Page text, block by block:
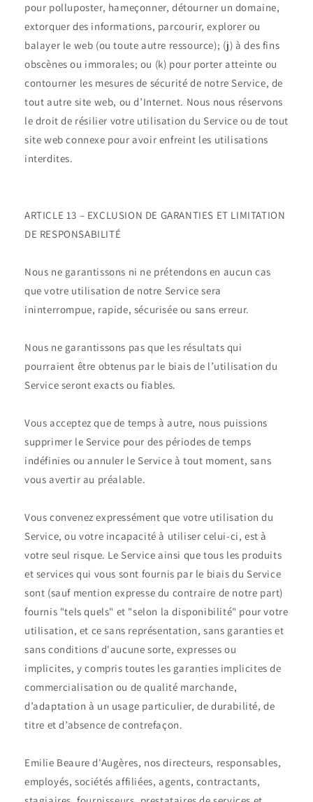
pour polluposter, hameçonner, détourner un domaine,
extorquer des informations, parcourir, explorer ou
balayer le web (ou toute autre ressource); (j) à des fins
obscènes ou immorales; ou (k) pour porter atteinte ou
contourner les mesures de sécurité de notre Service, de
tout autre site web, ou d’Internet. Nous nous réservons
le droit de résilier votre utilisation du Service ou de tout
site web connexe pour avoir enfreint les utilisations
interdites.
ARTICLE 13 – EXCLUSION DE GARANTIES ET LIMITATION
DE RESPONSABILITÉ
Nous ne garantissons ni ne prétendons en aucun cas
que votre utilisation de notre Service sera
ininterrompue, rapide, sécurisée ou sans erreur.
Nous ne garantissons pas que les résultats qui
pourraient être obtenus par le biais de l’utilisation du
Service seront exacts ou fiables.
Vous acceptez que de temps à autre, nous puissions
supprimer le Service pour des périodes de temps
indéfinies ou annuler le Service à tout moment, sans
vous avertir au préalable.
Vous convenez expressément que votre utilisation du
Service, ou votre incapacité à utiliser celui-ci, est à
votre seul risque. Le Service ainsi que tous les produits
et services qui vous sont fournis par le biais du Service
sont (sauf mention expresse du contraire de notre part)
fournis "tels quels" et "selon la disponibilité" pour votre
utilisation, et ce sans représentation, sans garanties et
sans conditions d'aucune sorte, expresses ou
implicites, y compris toutes les garanties implicites de
commercialisation ou de qualité marchande,
d’adaptation à un usage particulier, de durabilité, de
titre et d’absence de contrefaçon.
Emilie Beaure d'Augères, nos directeurs, responsables,
employés, sociétés affiliées, agents, contractants,